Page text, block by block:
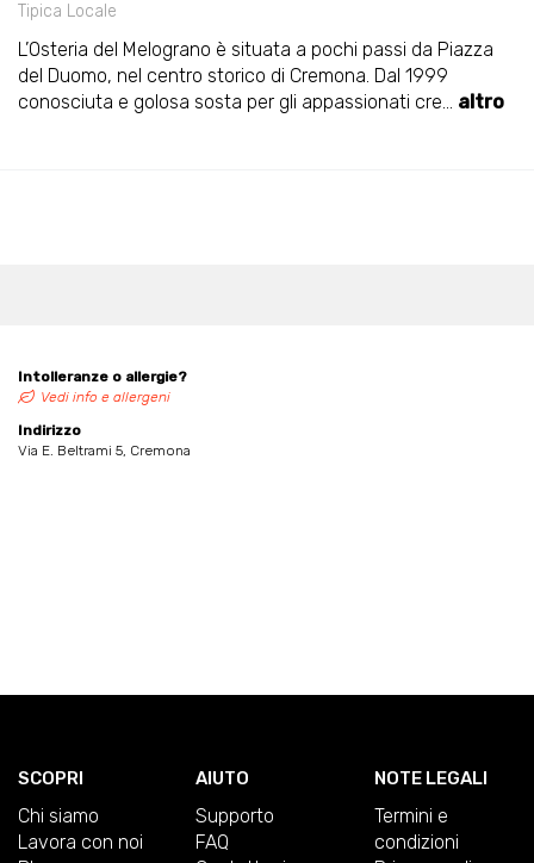
Tipica Locale
L’Osteria del Melograno è situata a pochi passi da Piazza
del Duomo, nel centro storico di Cremona. Dal 1999
conosciuta e golosa sosta per gli appassionati cre... altro
Intolleranze o allergie?
Vedi info e allergeni
Indirizzo
Via E. Beltrami 5, Cremona
SCOPRI
Chi siamo
Lavora con noi
AIUTO
Supporto
FAQ
NOTE LEGALI
Termini e
condizioni